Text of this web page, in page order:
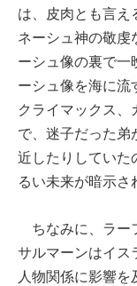
は、皮肉とも言
ネーシュ神の敬虔
ーシュ像の裏で一
ーシュ像を海に
クライマックス
で、迷子だった
近したりしていた
るい未来が暗示さ
ちなみに、ラー
サルマーンはイス
人物関係に影響